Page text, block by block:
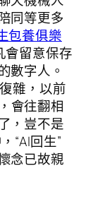
同等更多
包養俱樂
會留意保存
數字人。
雜，以前
會往翻相
，豈不是
“AI回生”
念已故親